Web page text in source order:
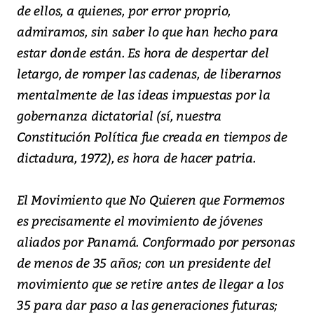
de ellos, a quienes, por error proprio,
admiramos, sin saber lo que han hecho para
estar donde están. Es hora de despertar del
letargo, de romper las cadenas, de liberarnos
mentalmente de las ideas impuestas por la
gobernanza dictatorial (sí, nuestra
Constitución Política fue creada en tiempos de
dictadura, 1972), es hora de hacer patria.
El Movimiento que No Quieren que Formemos
es precisamente el movimiento de jóvenes
aliados por Panamá. Conformado por personas
de menos de 35 años; con un presidente del
movimiento que se retire antes de llegar a los
35 para dar paso a las generaciones futuras;